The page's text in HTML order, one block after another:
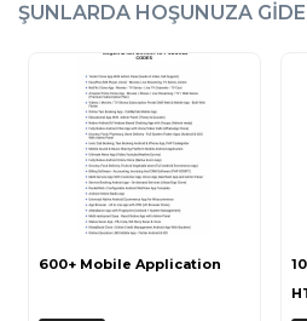
ŞUNLARDA HOŞUNUZA
600+ Mobile Application